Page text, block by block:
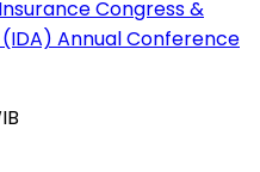
Congress &
Annual Conference